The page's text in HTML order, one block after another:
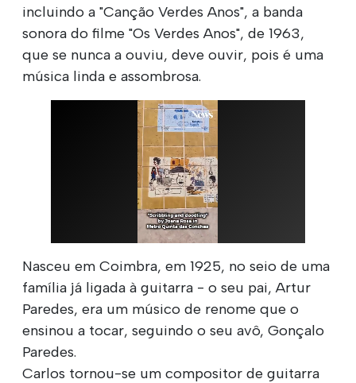
incluindo a "Canção Verdes Anos", a banda
sonora do filme "Os Verdes Anos", de 1963,
que se nunca a ouviu, deve ouvir, pois é uma
música linda e assombrosa.
Nasceu em Coimbra, em 1925, no seio de uma
família já ligada à guitarra - o seu pai, Artur
Paredes, era um músico de renome que o
ensinou a tocar, seguindo o seu avô, Gonçalo
Paredes.
Carlos tornou-se um compositor de guitarra